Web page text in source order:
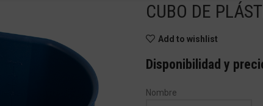
CUBO DE
Add to wishlist
Disponibilidad y
Nombre